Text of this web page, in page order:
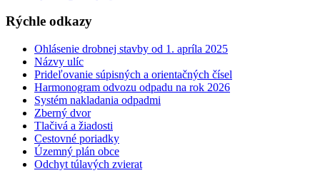
Rýchle odkazy
Ohlásenie drobnej stavby od 1. apríla 2025
Názvy ulíc
Prideľovanie súpisných a orientačných čísel
Harmonogram odvozu odpadu na rok 2026
Systém nakladania odpadmi
Zberný dvor
Tlačivá a žiadosti
Cestovné poriadky
Územný plán obce
Odchyt túlavých zvierat